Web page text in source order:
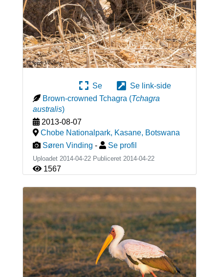
Se
Se link-side
Brown-crowned Tchagra (Tchagra
australis)
2013-08-07
Chobe Nationalpark, Kasane, Botswana
Søren Vinding - Se profil
Uploadet 2014-04-22 Publiceret 2014-04-22
1567